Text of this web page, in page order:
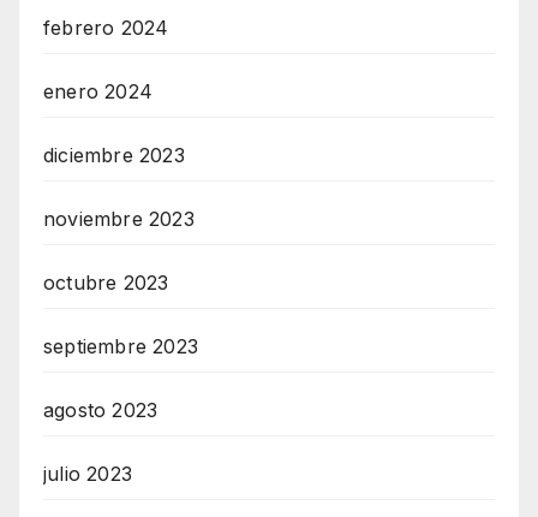
febrero 2024
enero 2024
diciembre 2023
noviembre 2023
octubre 2023
septiembre 2023
agosto 2023
julio 2023